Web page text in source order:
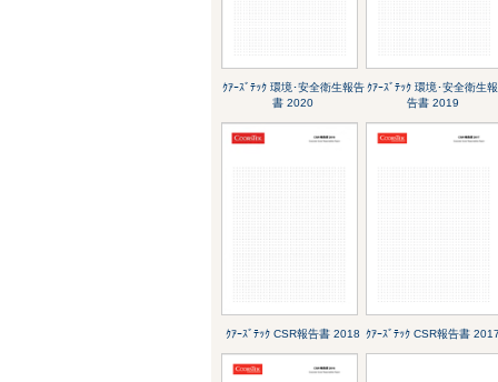
ｸｱｰｽﾞﾃｯｸ 環境･安全衛生報告
書 2020
ｸｱｰｽﾞﾃｯｸ 環境･安全衛生報
告書 2019
ｸｱｰｽﾞﾃｯｸ CSR報告書 2018 ｸｱｰｽﾞﾃｯｸ CSR報告書